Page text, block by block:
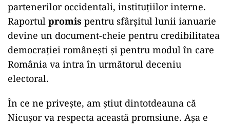
partenerilor occidentali, instituțiilor interne.
Raportul promis pentru sfârșitul lunii ianuarie
devine un document-cheie pentru credibilitatea
democrației românești și pentru modul în care
România va intra în următorul deceniu
electoral.
În ce ne privește, am știut dintotdeauna că
Nicușor va respecta această promsiune. Așa e